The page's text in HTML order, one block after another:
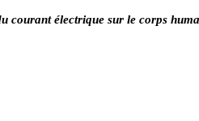
courant électrique sur le corps